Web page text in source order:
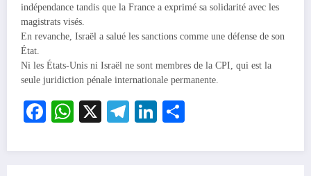
indépendance tandis que la France a exprimé sa solidarité avec les
magistrats visés.
En revanche, Israël a salué les sanctions comme une défense de son
État.
Ni les États-Unis ni Israël ne sont membres de la CPI, qui est la
seule juridiction pénale internationale permanente.
Facebook
WhatsApp
X Telegram
LinkedIn